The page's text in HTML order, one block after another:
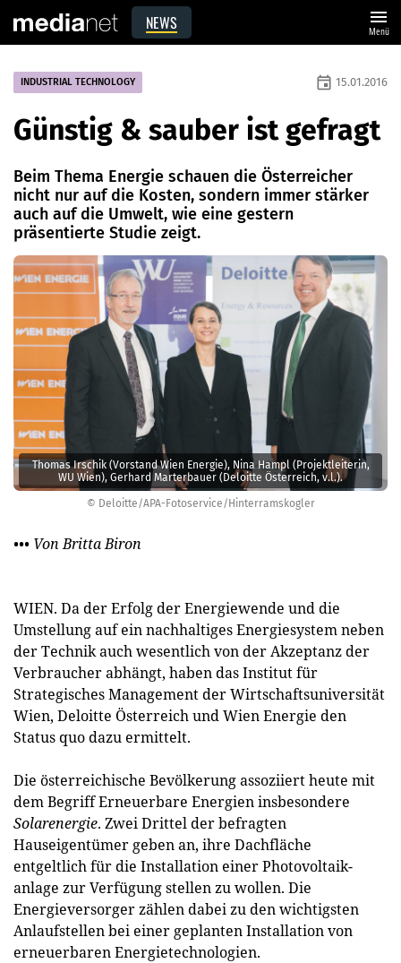
NEWS menu
Menü
© Deloitte/APA-Fotoservice/Hinterramskogler
Thomas Irschik (Vorstand Wien Energie), Nina Hampl (Projektleiterin,
WU Wien), Gerhard Marterbauer (Deloitte Österreich, v.l.).
INDUSTRIAL TECHNOLOGY event 15.01.2016
Günstig & sauber ist gefragt
Beim Thema Energie schauen die Österreicher
nicht nur auf die Kosten, sondern immer stärker
auch auf die ­Umwelt, wie eine gestern
präsentierte Studie zeigt.
••• Von Britta Biron
WIEN. Da der Erfolg der Energiewende und die
Umstellung auf ein nachhaltiges Energiesystem neben
der Technik auch wesentlich von der Akzeptanz der
Verbraucher abhängt, haben das Institut für
Strategisches Management der Wirtschaftsuniversität
Wien, Deloitte Österreich und Wien Energie den
Status quo dazu ermittelt.
Die österreichische Bevölkerung assoziiert heute mit
dem Begriff Erneuerbare Energien insbesondere
Solarenergie. Zwei Drittel der befragten
Hauseigentümer geben an, ihre Dachfläche
entgeltlich für die Installation einer Photovoltaik­
anlage zur Verfügung stellen zu wollen. Die
Energieversorger zählen dabei zu den wichtigsten
Anlaufstellen bei einer geplanten Installation von
erneuerbaren Energietechnologien.